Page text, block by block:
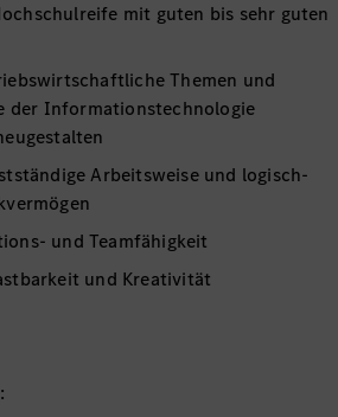
mit guten bis sehr guten
Themen und
der Informationstechnologie
Arbeitsweise und logisch-
und Teamfähigkeit
und Kreativität